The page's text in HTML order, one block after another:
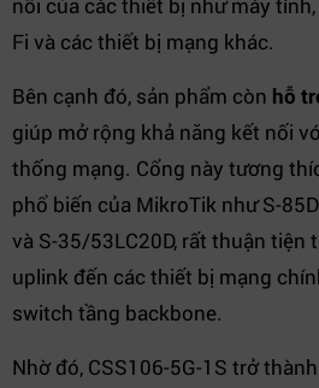
Fi và các thiết bị mạng khác.
Bên cạnh đó, sản phẩm còn hỗ
giúp mở rộng khả năng kết nối
thống mạng. Cổng này tương
phổ biến của MikroTik như S-
và S-35/53LC20D, rất thuận tiện
uplink đến các thiết bị mạng
switch tầng backbone.
Nhờ đó, CSS106-5G-1S trở